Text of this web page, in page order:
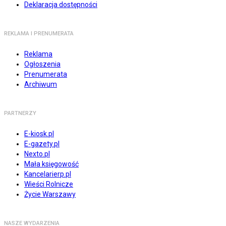
Deklaracja dostępności
REKLAMA I PRENUMERATA
Reklama
Ogłoszenia
Prenumerata
Archiwum
PARTNERZY
E-kiosk.pl
E-gazety.pl
Nexto.pl
Mała księgowość
Kancelarierp.pl
Wieści Rolnicze
Życie Warszawy
NASZE WYDARZENIA